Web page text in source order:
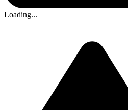
Loading...